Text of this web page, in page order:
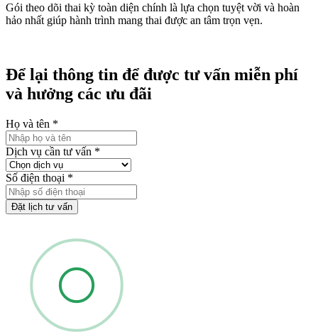
Gói theo dõi thai kỳ toàn diện chính là lựa chọn tuyệt vời và hoàn
hảo nhất giúp hành trình mang thai được an tâm trọn vẹn.
Để lại thông tin để được tư vấn miễn phí
và hưởng các ưu đãi
Họ và tên *
Dịch vụ cần tư vấn *
Số điện thoại *
Đặt lịch tư vấn